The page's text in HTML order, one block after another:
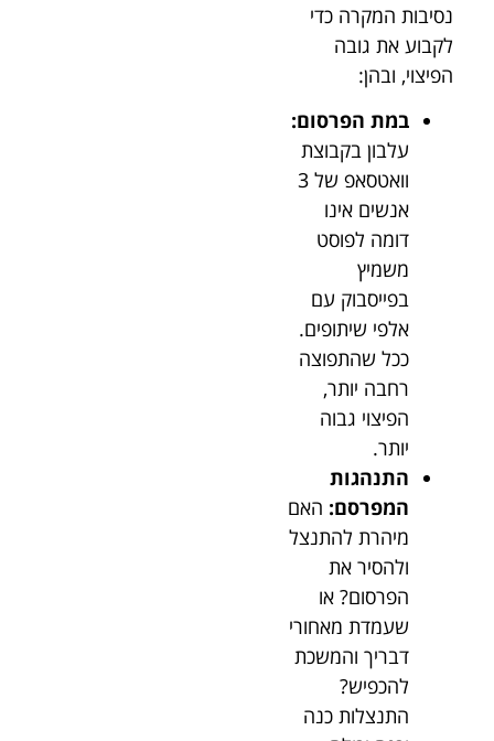
נסיבות המקרה כדי
לקבוע את גובה
הפיצוי, ובהן:
במת הפרסום:
עלבון בקבוצת
וואטסאפ של 3
אנשים אינו
דומה לפוסט
משמיץ
בפייסבוק עם
אלפי שיתופים.
ככל שהתפוצה
רחבה יותר,
הפיצוי גבוה
יותר.
התנהגות
המפרסם: האם
מיהרת להתנצל
ולהסיר את
הפרסום? או
שעמדת מאחורי
דבריך והמשכת
להכפיש?
התנצלות כנה